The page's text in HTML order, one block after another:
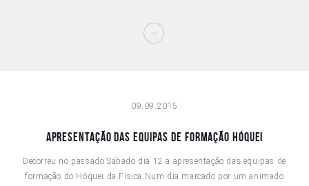
09.09.2015
Apresentação das equipas de formação hóquei
Decorreu no passado Sábado dia 12 a apresentação das equipas de
formação do Hóquei da Física.Num dia marcado por um animado